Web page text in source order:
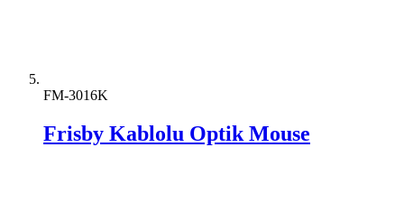
FM-3016K
Frisby Kablolu Optik Mouse